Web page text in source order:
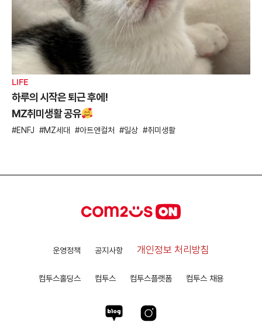
LIFE
하루의 시작은 퇴근 후에!
MZ취미생활 공유
ENFJ MZ세대 아트앤컬처 일상 취미생활
운영정책 공지사항 개인정보 처리방침
컴투스홀딩스 컴투스 컴투스플랫폼 컴투스 채용